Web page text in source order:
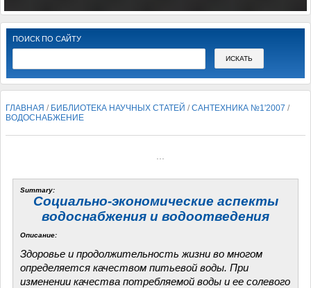
ПОИСК ПО САЙТУ
ГЛАВНАЯ / БИБЛИОТЕКА НАУЧНЫХ СТАТЕЙ /САНТЕХНИКА №1'2007 /
ВОДОСНАБЖЕНИЕ
Summary:
Социально-экономические аспекты
водоснабжения и водоотведения
Описание:
Здоровье и продолжительность жизни во многом
определяется качеством питьевой воды. При
изменении качества потребляемой воды и ее солевого